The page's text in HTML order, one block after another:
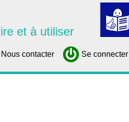
et à utiliser
Nous contacter Se connecter